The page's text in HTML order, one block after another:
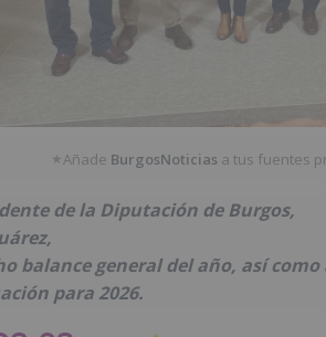
★Añade BurgosNoticias a tus fuentes
de la Diputación de Burgos,
balance general del año, así
para 2026.